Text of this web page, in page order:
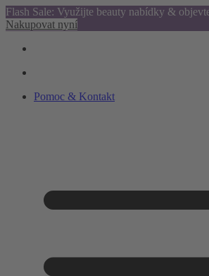
Flash Sale: Využijte beauty nabídky &
Nakupovat nyní
Pomoc & Kontakt